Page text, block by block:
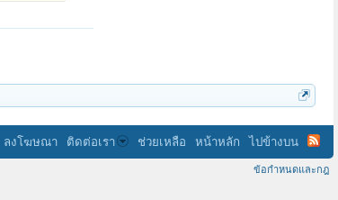
ลงโฆษณา ติดต่อเรา ช่วยเหลือ หน้าหลัก ไปข้างบน
ข้อกำหนดและกฎ